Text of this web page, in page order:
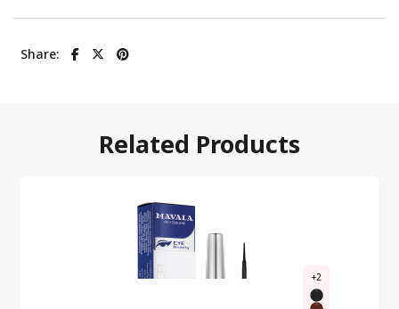
Share:
Related Products
+2